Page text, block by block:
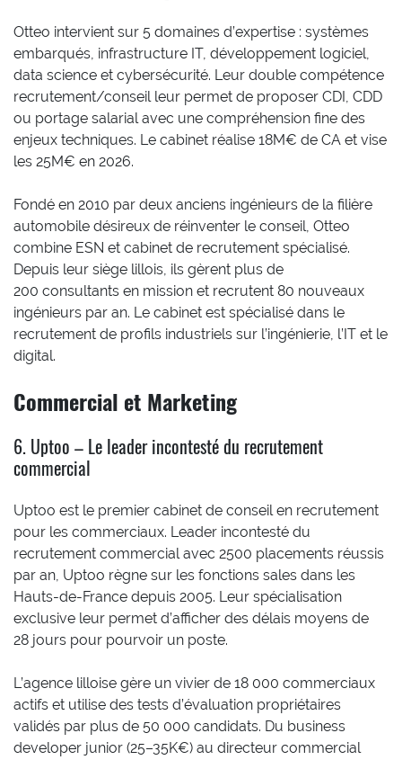
Otteo intervient sur 5 domaines d’expertise : systèmes
embarqués, infrastructure IT, développement logiciel,
data science et cybersécurité. Leur double compétence
recrutement/conseil leur permet de proposer CDI, CDD
ou portage salarial avec une compréhension fine des
enjeux techniques. Le cabinet réalise 18M€ de CA et vise
les 25M€ en 2026.
Fondé en 2010 par deux anciens ingénieurs de la filière
automobile désireux de réinventer le conseil, Otteo
combine ESN et cabinet de recrutement spécialisé.
Depuis leur siège lillois, ils gèrent plus de
200 consultants en mission et recrutent 80 nouveaux
ingénieurs par an. Le cabinet est spécialisé dans le
recrutement de profils industriels sur l’ingénierie, l’IT et le
digital.
Commercial et Marketing
6. Uptoo – Le leader incontesté du recrutement
commercial
Uptoo est le premier cabinet de conseil en recrutement
pour les commerciaux. Leader incontesté du
recrutement commercial avec 2500 placements réussis
par an, Uptoo règne sur les fonctions sales dans les
Hauts-de-France depuis 2005. Leur spécialisation
exclusive leur permet d’afficher des délais moyens de
28 jours pour pourvoir un poste.
L’agence lilloise gère un vivier de 18 000 commerciaux
actifs et utilise des tests d’évaluation propriétaires
validés par plus de 50 000 candidats. Du business
developer junior (25–35K€) au directeur commercial